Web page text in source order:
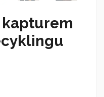
kapturem